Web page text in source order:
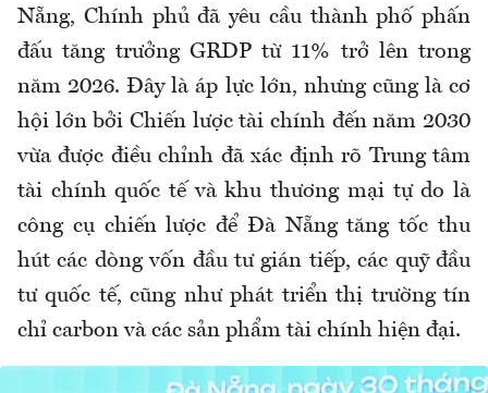
Nẵng, Chính phủ đã yêu cầu thành phố phấn
đấu tăng trưởng GRDP từ 11% trở lên trong
năm 2026. Đây là áp lực lớn, nhưng cũng là cơ
hội lớn bởi Chiến lược tài chính đến năm 2030
vừa được điều chỉnh đã xác định rõ Trung tâm
tài chính quốc tế và khu thương mại tự do là
công cụ chiến lược để Đà Nẵng tăng tốc thu
hút các dòng vốn đầu tư gián tiếp, các quỹ đầu
tư quốc tế, cũng như phát triển thị trường tín
chỉ carbon và các sản phẩm tài chính hiện đại.